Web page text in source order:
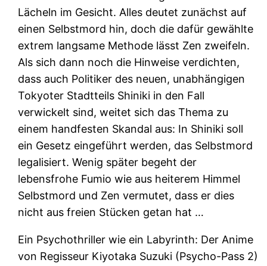
Lächeln im Gesicht. Alles deutet zunächst auf
einen Selbstmord hin, doch die dafür gewählte
extrem langsame Methode lässt Zen zweifeln.
Als sich dann noch die Hinweise verdichten,
dass auch Politiker des neuen, unabhängigen
Tokyoter Stadtteils Shiniki in den Fall
verwickelt sind, weitet sich das Thema zu
einem handfesten Skandal aus: In Shiniki soll
ein Gesetz eingeführt werden, das Selbstmord
legalisiert. Wenig später begeht der
lebensfrohe Fumio wie aus heiterem Himmel
Selbstmord und Zen vermutet, dass er dies
nicht aus freien Stücken getan hat …
Ein Psychothriller wie ein Labyrinth: Der Anime
von Regisseur Kiyotaka Suzuki (Psycho-Pass 2)